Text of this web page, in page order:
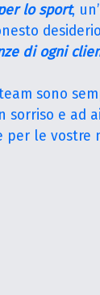
lo sport,
di ogni
sono
sorriso e ad
per le vostre